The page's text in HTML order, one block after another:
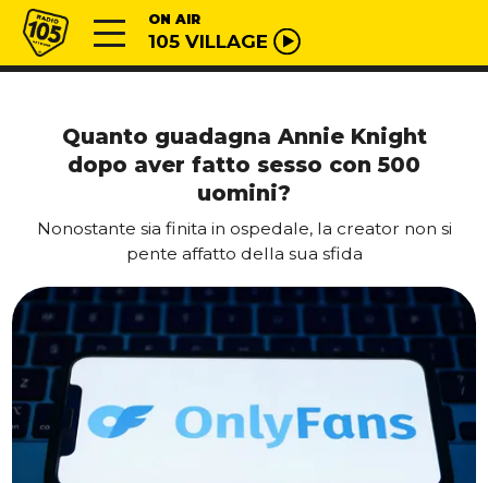
Vai al contenuto
Radio 105 ON AIR
105 VILLAGE
Quanto guadagna Annie Knight
dopo aver fatto sesso con 500
uomini?
Nonostante sia finita in ospedale, la creator non si
pente affatto della sua sfida